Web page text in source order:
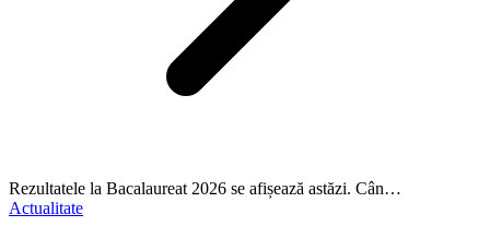
Rezultatele la Bacalaureat 2026 se afișează astăzi. Cân…
Actualitate